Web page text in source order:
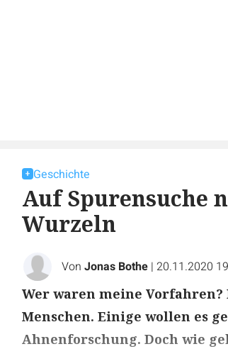
Geschichte
Auf Spurensuche
Wurzeln
Von Jonas Bothe | 20.11.2020
Wer waren meine
Menschen. Einige wollen es
Ahnenforschung. Doch wie